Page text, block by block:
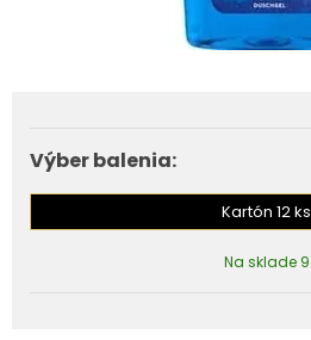
Výber balenia:
Kartón 12 ks
Na sklade 9